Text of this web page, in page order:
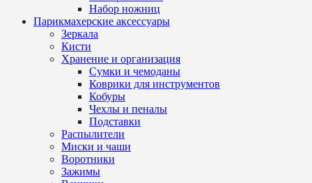
Набор ножниц
Парикмахерские аксессуары
Зеркала
Кисти
Хранение и организация
Сумки и чемоданы
Коврики для инструментов
Кобуры
Чехлы и пеналы
Подставки
Распылители
Миски и чаши
Воротники
Зажимы